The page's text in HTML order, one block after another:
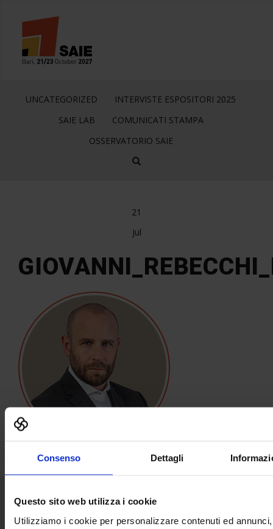
Consenso Dettagli
Questo sito web utilizza i cookie
Utilizziamo i cookie per personalizzare contenuti ed
UNCATEGORIZED
INTERVISTE ESPOSITORI 2025
SAIE LAB
COMUNICATI STAMPA
OSSERVATORIO SAIE
21
Jul